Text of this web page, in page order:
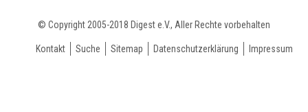
© Copyright 2005-2018 Digest e.V., Aller Rechte vorbehalten
Kontakt Suche Sitemap Datenschutzerklärung Impressum